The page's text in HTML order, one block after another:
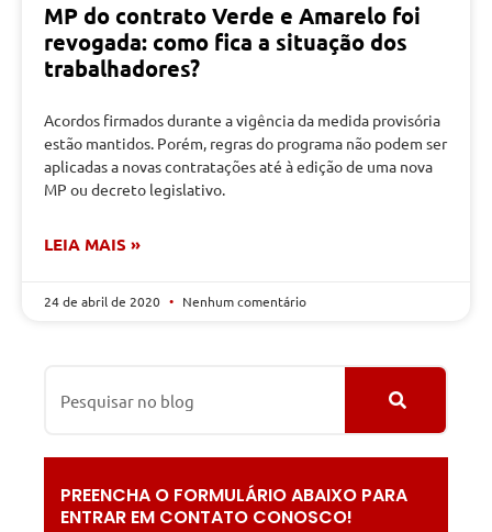
MP do contrato Verde e Amarelo foi
revogada: como fica a situação dos
trabalhadores?
Acordos firmados durante a vigência da medida provisória
estão mantidos. Porém, regras do programa não podem ser
aplicadas a novas contratações até à edição de uma nova
MP ou decreto legislativo.
LEIA MAIS »
24 de abril de 2020 Nenhum comentário
PREENCHA O FORMULÁRIO ABAIXO PARA
ENTRAR EM CONTATO CONOSCO!